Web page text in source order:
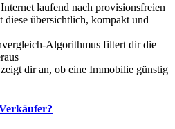
laufend nach provisionsfreien
diese übersichtlich, kompakt und
Algorithmus filtert dir die
dir an, ob eine Immobilie günstig